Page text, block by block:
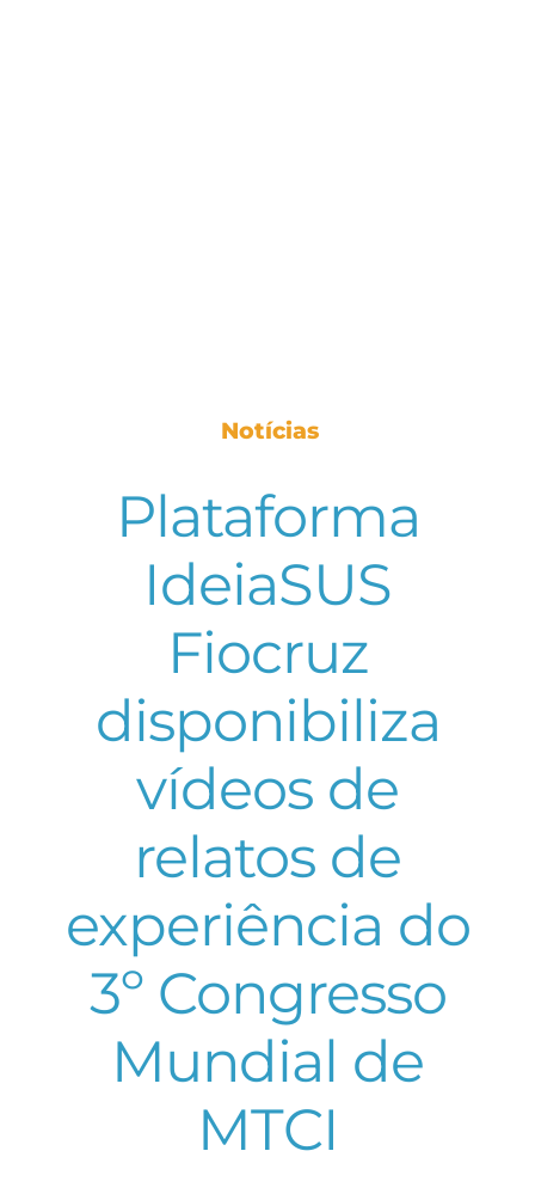
Notícias
Plataforma
IdeiaSUS
Fiocruz
disponibiliza
vídeos de
relatos de
experiência do
3º Congresso
Mundial de
MTCI